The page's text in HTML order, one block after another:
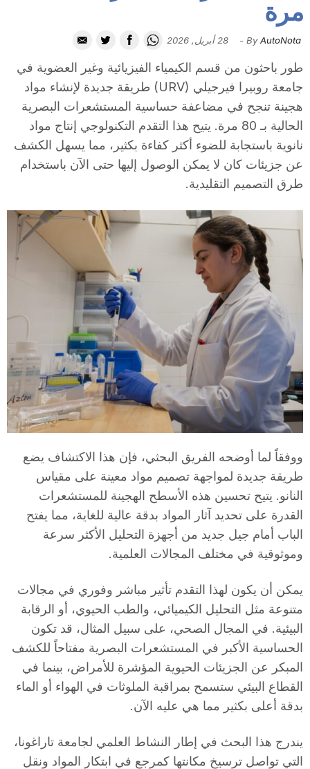
i
t
a
t
d
e
T
r
r
a
o
n
a
مرة
By AutoNota
- 28 أبريل, 2026
طور باحثون من قسم الكيمياء الفيزيائية وغير العضوية في
جامعة روبيرا فيرجيلي (URV) طريقة جديدة لإنشاء مواد
هجينة تنجح في مضاعفة حساسية المستشعرات البصرية
الحالية بـ 80 مرة. يتيح هذا التقدم التكنولوجي إنتاج مواد
نانوية باستجابة للضوء أكثر كفاءة بكثير، مما يسهل الكشف
عن جزيئات كان لا يمكن الوصول إليها حتى الآن باستخدام
طرق التصميم التقليدية.
ووفقاً لما أوضحه الفريق البحثي، فإن هذا الاكتشاف يضع
طريقة جديدة لمواجهة تصميم مواد معينة على مقياس
النانو. يتيح تحسين هذه الأسطح الهجينة للمستشعرات
القدرة على تحديد آثار المواد بدقة عالية للغاية، مما يفتح
الباب أمام جيل جديد من أجهزة التحليل الأكثر سرعة
وموثوقية في مختلف المجالات العلمية.
يمكن أن يكون لهذا التقدم تأثير مباشر وفوري في مجالات
متنوعة مثل التحليل الكيميائي، والطب الحيوي، أو الرقابة
البيئية. في المجال الصحي، على سبيل المثال، قد تكون
الحساسية الأكبر في المستشعرات البصرية مفتاحاً للكشف
المبكر عن الجزيئات الحيوية المؤشرة للأمراض، بينما في
القطاع البيئي ستسمح بمراقبة الملوثات في الهواء أو الماء
بدقة أعلى بكثير مما هي عليه الآن.
يندرج هذا البحث في إطار النشاط العلمي لجامعة تاراغونا،
التي تواصل ترسيخ مكانتها كمرجع في ابتكار المواد ونقل